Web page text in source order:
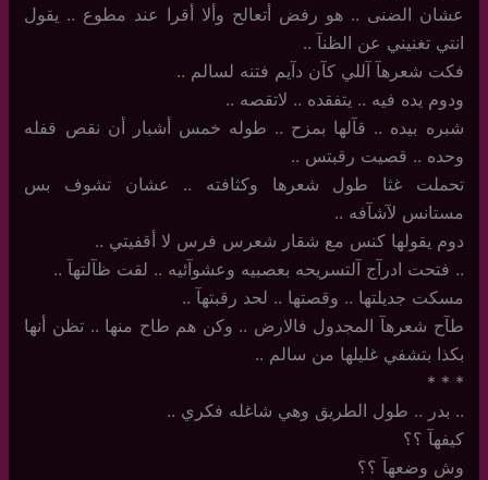
عشان الضنى .. هو رفض أتعالح وألا أقرا عند مطوع .. يقول
انتي تغنيني عن الظنآ ..
فكت شعرهآ آللي كآن دآيم فتنه لسالم ..
ودوم يده فيه .. يتفقده .. لاتقصه ..
شبره بيده .. قآلها بمزح .. طوله خمس أشبار أن نقص قفله
وحده .. قصيت رقبتس ..
تحملت غثا طول شعرها وكثافته .. عشان تشوف بس
مستانس لآشآفه ..
دوم يقولها كنس مع شقار شعرس فرس لا أقفيتي ..
..‏ فتحت ادرآج آلتسريحه بعصبيه وعشوآئيه .. لقت ظآلتهآ ..
مسكت جديلتها .. وقصتها ‏.. لحد رقبتهآ ..
طآح شعرهآ المجدول فالارض .. وكن هم طاح منها .. تظن أنها
بكذا بتشفي غليلها من سالم ..
‏*‏ * *
..‏ بدر .. طول الطريق وهي شاغله فكري ..
كيفهآ ؟؟
وش وضعهآ ؟؟